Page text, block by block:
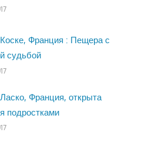
Франция : Пещера с
судьбой
Франция, открыта
подростками